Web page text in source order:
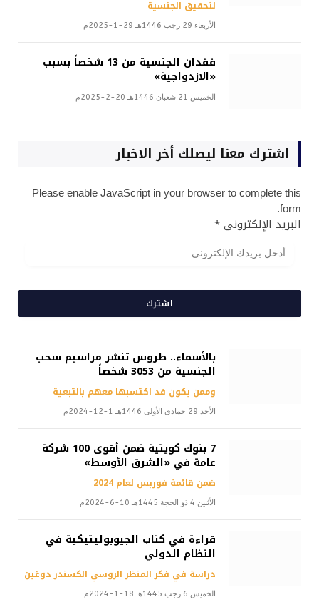
لتحقيق الجنسية
الأربعاء 29 رجب 1446هـ 29-1-2025م
فقدان الجنسية من 13 شخصاً بسبب
«الازدواجية»
الخميس 21 شعبان 1446هـ 20-2-2025م
اشترك معنا ليصلك أخر الاخبار
Please enable JavaScript in your browser to complete this
form.
البريد الإلكترونى*
اشترك
بالأسماء.. طروس تنشر مراسيم سحب
الجنسية من 3053 شخصاً
وممن يكون قد اكتسبها معهم بالتبعية
الأحد 29 جمادى الأولى 1446هـ 1-12-2024م
7 بنوك كويتية ضمن أقوى 100 شركة
عامة في «الشرق الأوسط»
ضمن قائمة فوربس لعام 2024
الأثنين 4 ذو الحجة 1445هـ 10-6-2024م
قراءة في كتاب الجيوبوليتيكية في
النظام الدولي
دراسة في فكر المنظر الروسي الكسندر دوغين
الخميس 6 رجب 1445هـ 18-1-2024م